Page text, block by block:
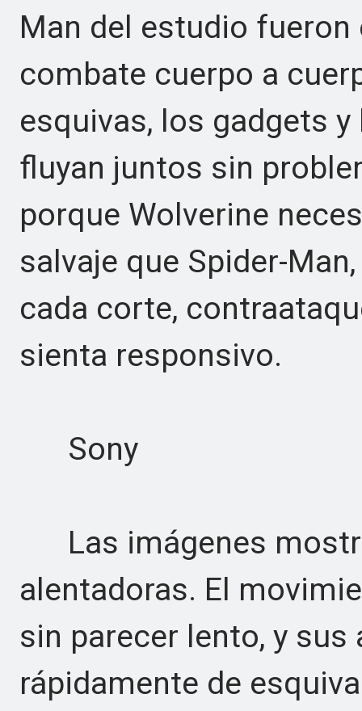
Man del estudio
combate cuerpo a
esquivas, los gadgets
fluyan juntos sin
porque Wolverine
salvaje que Spider-
cada corte,
sienta responsivo.
Sony
Las imágenes
alentadoras. El
sin parecer lento, y
rápidamente de